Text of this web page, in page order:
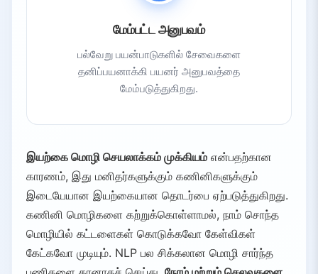
மேம்பட்ட அனுபவம்
பல்வேறு பயன்பாடுகளில் சேவைகளை
தனிப்பயனாக்கி பயனர் அனுபவத்தை
மேம்படுத்துகிறது.
இயற்கை மொழி செயலாக்கம் முக்கியம் என்பதற்கான
காரணம், இது மனிதர்களுக்கும் கணினிகளுக்கும்
இடையேயான இயற்கையான தொடர்பை ஏற்படுத்துகிறது.
கணினி மொழிகளை கற்றுக்கொள்ளாமல், நாம் சொந்த
மொழியில் கட்டளைகள் கொடுக்கவோ கேள்விகள்
கேட்கவோ முடியும். NLP பல சிக்கலான மொழி சார்ந்த